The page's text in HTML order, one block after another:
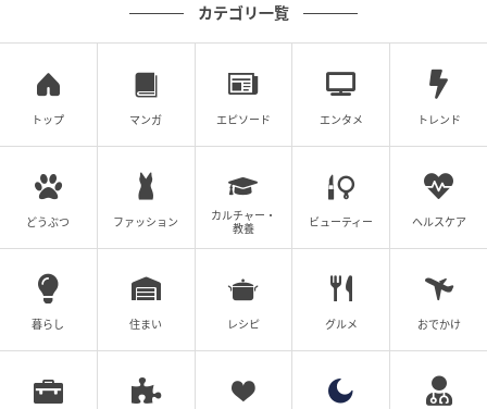
歴史ある真夏の祭典
世界耐久選手権の1戦として開催され、コロナ禍の2年
1000㏄マシンで2 ～ 3名の選手が交替で走り、8時間で
カテゴリ一覧
トップ マンガ エピソード エンタメ トレンド
どうぶつ ファッション
カルチャー・
教養
ビューティー ヘルスケア
暮らし 住まい レシピ グルメ おでかけ